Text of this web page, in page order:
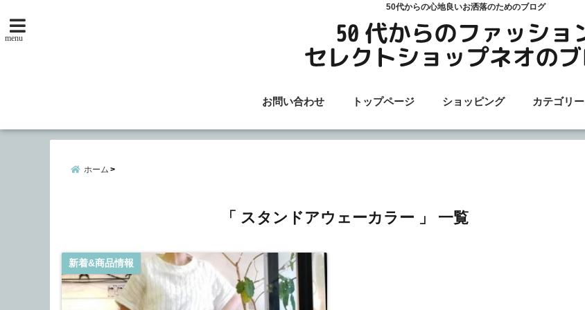
50代からの心地良いお洒落のためのブログ
menu
お問い合わせ トップページ ショッピング カテゴリー
ホーム
「 スタンドアウェーカラー 」 一覧
新着&商品情報